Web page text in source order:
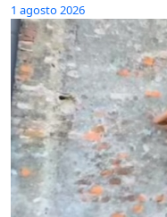
1 agosto 2026